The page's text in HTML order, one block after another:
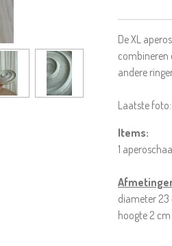
De XL
combineren
andere
Laatste
Items:
1 aperoschaal
diameter 23
hoogte 2 cm